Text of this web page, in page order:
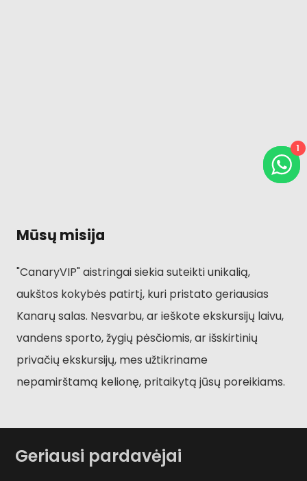
Mūsų misija
"CanaryVIP" aistringai siekia suteikti unikalią,
aukštos kokybės patirtį, kuri pristato geriausias
Kanarų salas. Nesvarbu, ar ieškote ekskursijų laivu,
vandens sporto, žygių pėsčiomis, ar išskirtinių
privačių ekskursijų, mes užtikriname
nepamirštamą kelionę, pritaikytą jūsų poreikiams.
Geriausi pardavėjai
1